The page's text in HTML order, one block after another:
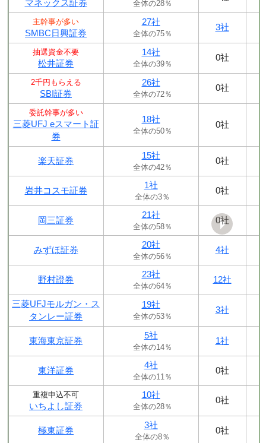
マネックス証券 全体の28％
主幹事が多い
SMBC日興証券
27社
全体の75％
3社
抽選資金不要
松井証券
14社
全体の39％
0社
2千円もらえる
SBI証券
26社
全体の72％
0社
委託幹事が多い
三菱UFJ eスマート証
券
18社
全体の50％
0社
楽天証券
15社
全体の42％
0社
岩井コスモ証券
1社
全体の3％
0社
岡三証券
21社
全体の58％
0社
みずほ証券
20社
全体の56％
4社
野村證券
23社
全体の64％
12社
三菱UFJモルガン・ス
タンレー証券
19社
全体の53％
3社
東海東京証券
5社
全体の14％
1社
東洋証券
4社
全体の11％
0社
重複申込不可
いちよし証券
10社
全体の28％
0社
極東証券
3社
全体の8％
0社